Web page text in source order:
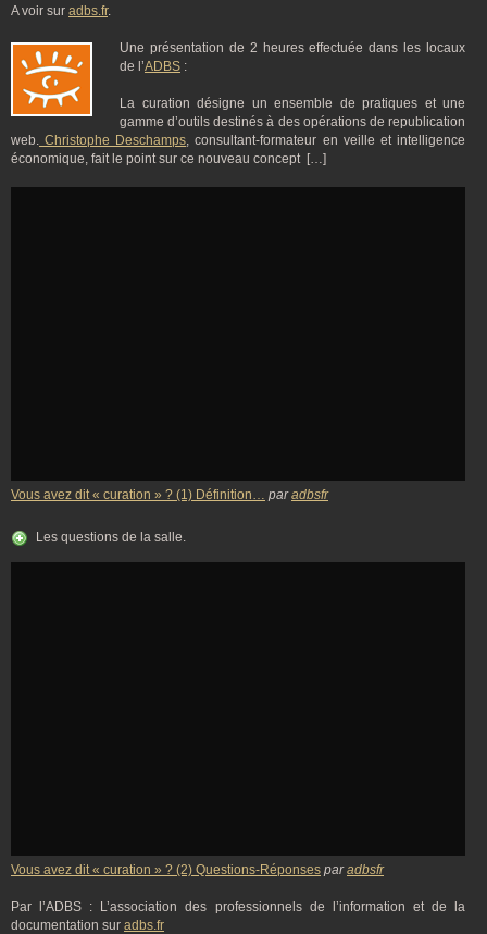
A voir sur adbs.fr.
Une présentation de 2 heures effectuée dans les locaux
de l’ADBS :
La curation désigne un ensemble de pratiques et une
gamme d’outils destinés à des opérations de republication
web. Christophe Deschamps, consultant-formateur en veille et intelligence
économique, fait le point sur ce nouveau concept […]
Vous avez dit « curation » ? (1) Définition… paradbsfr
Les questions de la salle.
Vous avez dit « curation » ? (2) Questions-Réponses paradbsfr
Par l’ADBS : L’association des professionnels de l’information et de la
documentation sur adbs.fr